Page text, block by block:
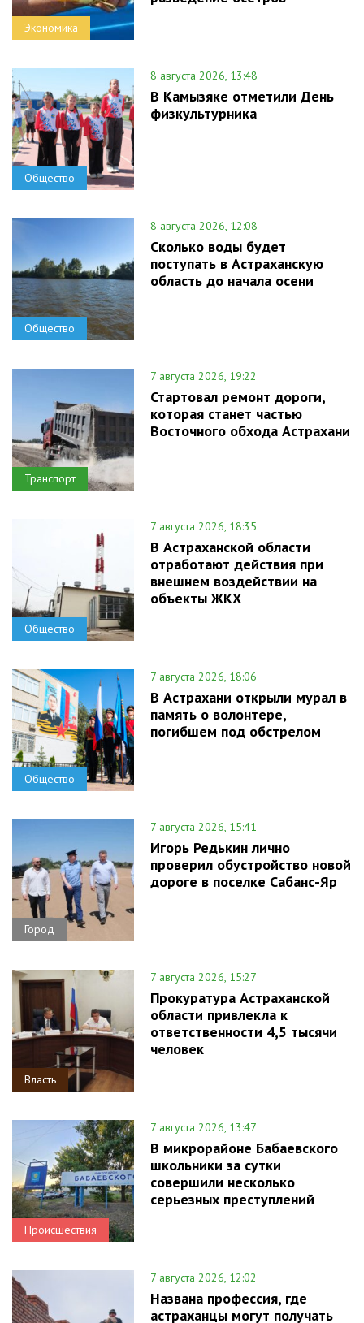
Экономика
Общество
8 августа 2026, 13:48
В Камызяке отметили День
физкультурника
Общество
8 августа 2026, 12:08
Сколько воды будет
поступать в Астраханскую
область до начала осени
Транспорт
7 августа 2026, 19:22
Стартовал ремонт дороги,
которая станет частью
Восточного обхода Астрахани
Общество
7 августа 2026, 18:35
В Астраханской области
отработают действия при
внешнем воздействии на
объекты ЖКХ
Общество
7 августа 2026, 18:06
В Астрахани открыли мурал в
память о волонтере,
погибшем под обстрелом
Город
7 августа 2026, 15:41
Игорь Редькин лично
проверил обустройство новой
дороге в поселке Сабанс-Яр
Власть
7 августа 2026, 15:27
Прокуратура Астраханской
области привлекла к
ответственности 4,5 тысячи
человек
Происшествия
7 августа 2026, 13:47
В микрорайоне Бабаевского
школьники за сутки
совершили несколько
серьезных преступлений
7 августа 2026, 12:02
Названа профессия, где
астраханцы могут получать